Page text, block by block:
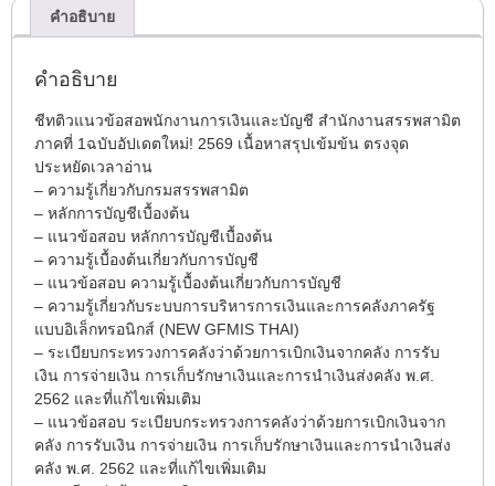
คำอธิบาย
คำอธิบาย
ชีทติวแนวข้อสอพนักงานการเงินและบัญชี สำนักงานสรรพสามิต
ภาคที่ 1ฉบับอัปเดตใหม่! 2569 เนื้อหาสรุปเข้มข้น ตรงจุด
ประหยัดเวลาอ่าน
– ความรู้เกี่ยวกับกรมสรรพสามิต
– หลักการบัญชีเบื้องต้น
– แนวข้อสอบ หลักการบัญชีเบื้องต้น
– ความรู้เบื้องต้นเกี่ยวกับการบัญชี
– แนวข้อสอบ ความรู้เบื้องต้นเกี่ยวกับการบัญชี
– ความรู้เกี่ยวกับระบบการบริหารการเงินและการคลังภาครัฐ
แบบอิเล็กทรอนิกส์ (NEW GFMIS THAI)
– ระเบียบกระทรวงการคลังว่าด้วยการเบิกเงินจากคลัง การรับ
เงิน การจ่ายเงิน การเก็บรักษาเงินและการนำเงินส่งคลัง พ.ศ.
2562 และที่แก้ไขเพิ่มเติม
– แนวข้อสอบ ระเบียบกระทรวงการคลังว่าด้วยการเบิกเงินจาก
คลัง การรับเงิน การจ่ายเงิน การเก็บรักษาเงินและการนำเงินส่ง
คลัง พ.ศ. 2562 และที่แก้ไขเพิ่มเติม